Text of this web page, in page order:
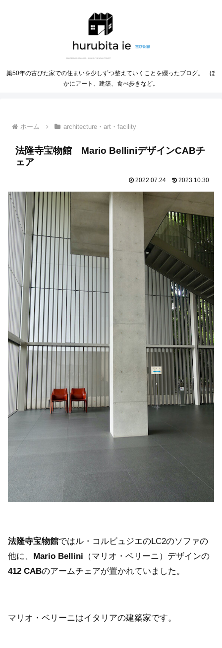
築50年の古びた家での住まいを少しずつ整えていくことを綴ったブログ。 ほ
かにアート、建築、食べ歩きなど。
ホーム architecture・art・facility
法隆寺宝物館 Mario BelliniデザインCABチ
ェア
2022.07.24 2023.10.30
法隆寺宝物館ではル・コルビュジエのLC2のソファの
他に、
Mario Bellini （マリオ・ベリーニ）デザインの
412 CABのアームチェアが置かれていました。
マリオ・ベリーニはイタリアの建築家です。